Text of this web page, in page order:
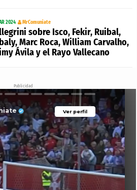
2024 MrComuniate
sobre Isco, Fekir, Ruibal,
Marc Roca, William Carvalho,
Ávila y el Rayo Vallecano
Publicidad
Ver perfil
Ver perfil